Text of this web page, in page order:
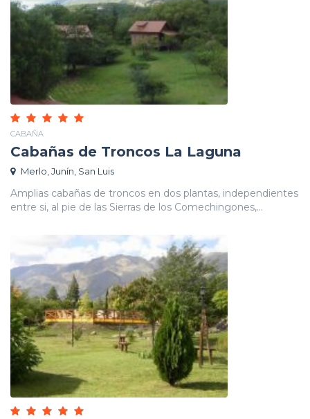
CABAÑA
Cabañas de Troncos La Laguna
Merlo, Junín, San Luis
Amplias cabañas de troncos en dos plantas, independientes
entre si, al pie de las Sierras de los Comechingones,...